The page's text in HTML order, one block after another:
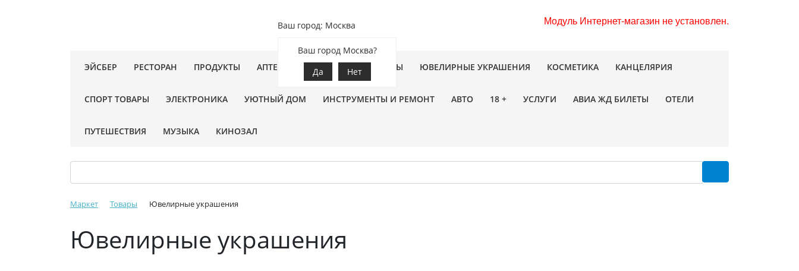
Модуль Интернет-магазин не установлен.
Ваш город: Москва
Ваш город Москва?
Да
Нет
ЭЙСБЕР РЕСТОРАН ПРОДУКТЫ АПТЕКА ЗООТОВАРЫ ЦВЕТЫ ЮВЕЛИРНЫЕ УКРАШЕНИЯ КОСМЕТИКА КАНЦЕЛЯРИЯ
СПОРТ ТОВАРЫ ЭЛЕКТРОНИКА УЮТНЫЙ ДОМ ИНСТРУМЕНТЫ И РЕМОНТ АВТО 18 + УСЛУГИ АВИА ЖД БИЛЕТЫ ОТЕЛИ
ПУТЕШЕСТВИЯ МУЗЫКА КИНОЗАЛ
Маркет Товары Ювелирные украшения
Ювелирные украшения